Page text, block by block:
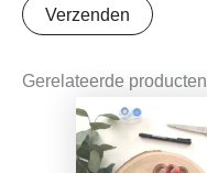
Gerelateerde producten